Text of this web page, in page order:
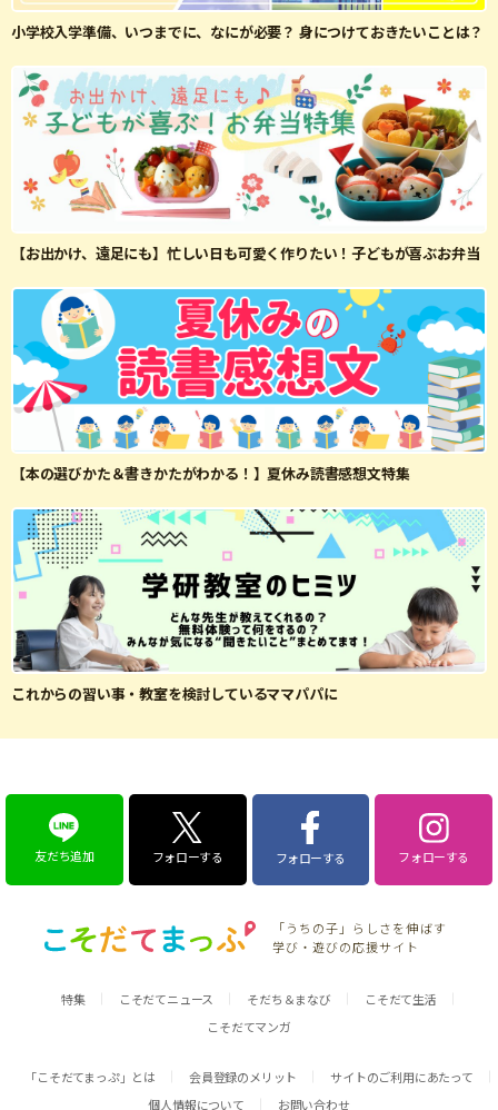
小学校入学準備、いつまでに、なにが必要？ 身につけておきたいことは？
【お出かけ、遠足にも】忙しい日も可愛く作りたい！子どもが喜ぶお弁当
【本の選びかた＆書きかたがわかる！】夏休み読書感想文特集
これからの習い事・教室を検討しているママパパに
友だち追加 フォローする フォローする フォローする
「うちの子」らしさを伸ばす
学び・遊びの応援サイト
特集 こそだてニュース そだち＆まなび
こそだて生活
こそだてマンガ
「こそだてまっぷ」とは 会員登録のメリット
サイトのご利用にあたって
個人情報について
お問い合わせ